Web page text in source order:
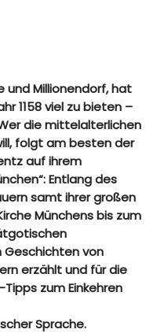
und Millionendorf, hat
1158 viel zu bieten –
die mittelalterlichen
folgt am besten der
auf ihrem
Entlang des
samt ihrer großen
Münchens bis zum
Geschichten von
erzählt und für die
zum Einkehren
Sprache.